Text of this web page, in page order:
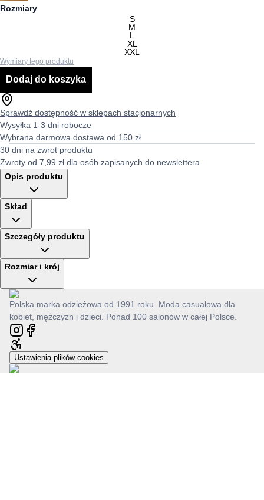
Rozmiary
S
M
L
XL
XXL
Wymiary tego produktu
Dodaj do koszyka
Sprawdź dostępność w sklepach stacjonarnych
Wysyłka 1-3 dni robocze
Wybrana darmowa dostawa od 150 zł
30 dni na zwrot produktu
Zwroty od 7,99 zł dla osób zapisanych do newslettera
Opis produktu
Skład
Szczegóły produktu
Rozmiar i krój
Polska marka odzieżowa od 1991 roku. Moda casualowa dla
kobiet, mężczyzn i dzieci. Ponad 100 salonów w całej Polsce.
Ustawienia plików cookies